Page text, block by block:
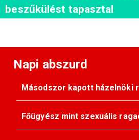
beszűkülést tapasztal
Napi abszurd
Másodszor kapott házelnöki
Főügyész mint szexuális